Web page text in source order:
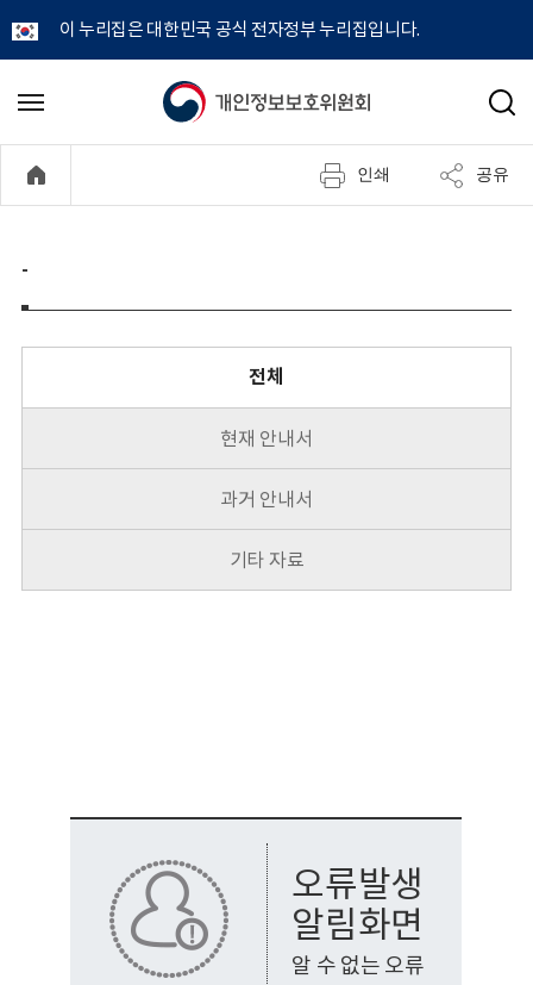
이 누리집은 대한민국 공식 전자정부 누리집입니다.
개
정
보
원
회
메
기
검
인쇄 공유
-
전체
현재 안내서
과거 안내서
기타 자료
오류발생
알림화면
알 수 없는 오류